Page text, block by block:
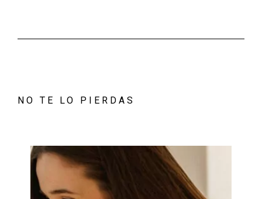
NO TE LO PIERDAS